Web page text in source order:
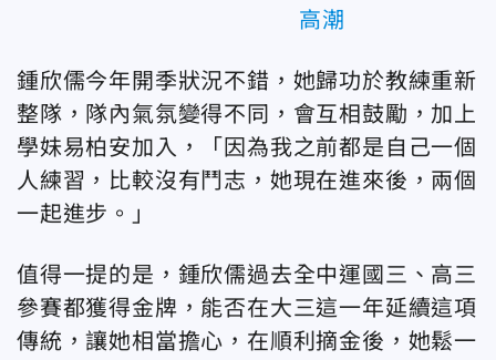
高潮
鍾欣儒今年開季狀況不錯，她歸功於教練重新
整隊，隊內氣氛變得不同，會互相鼓勵，加上
學妹易柏安加入，「因為我之前都是自己一個
人練習，比較沒有鬥志，她現在進來後，兩個
一起進步。」
值得一提的是，鍾欣儒過去全中運國三、高三
參賽都獲得金牌，能否在大三這一年延續這項
傳統，讓她相當擔心，在順利摘金後，她鬆一